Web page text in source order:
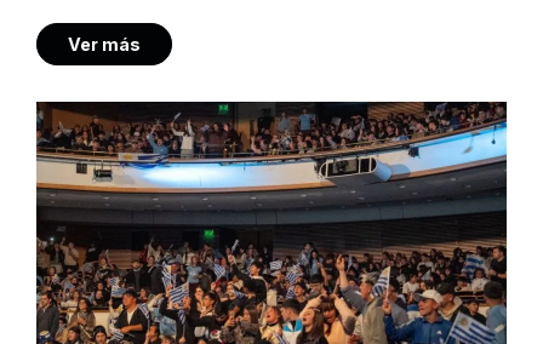
Ver más